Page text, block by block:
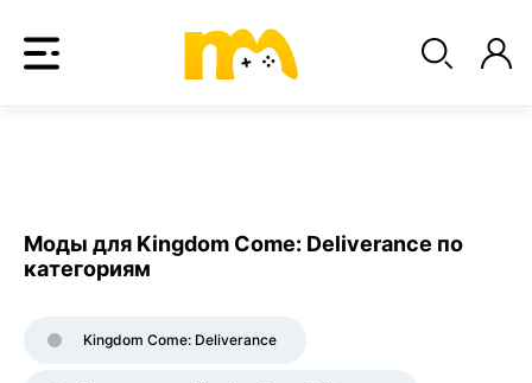
Моды для Kingdom Come: Deliverance по
категориям
Kingdom Come: Deliverance